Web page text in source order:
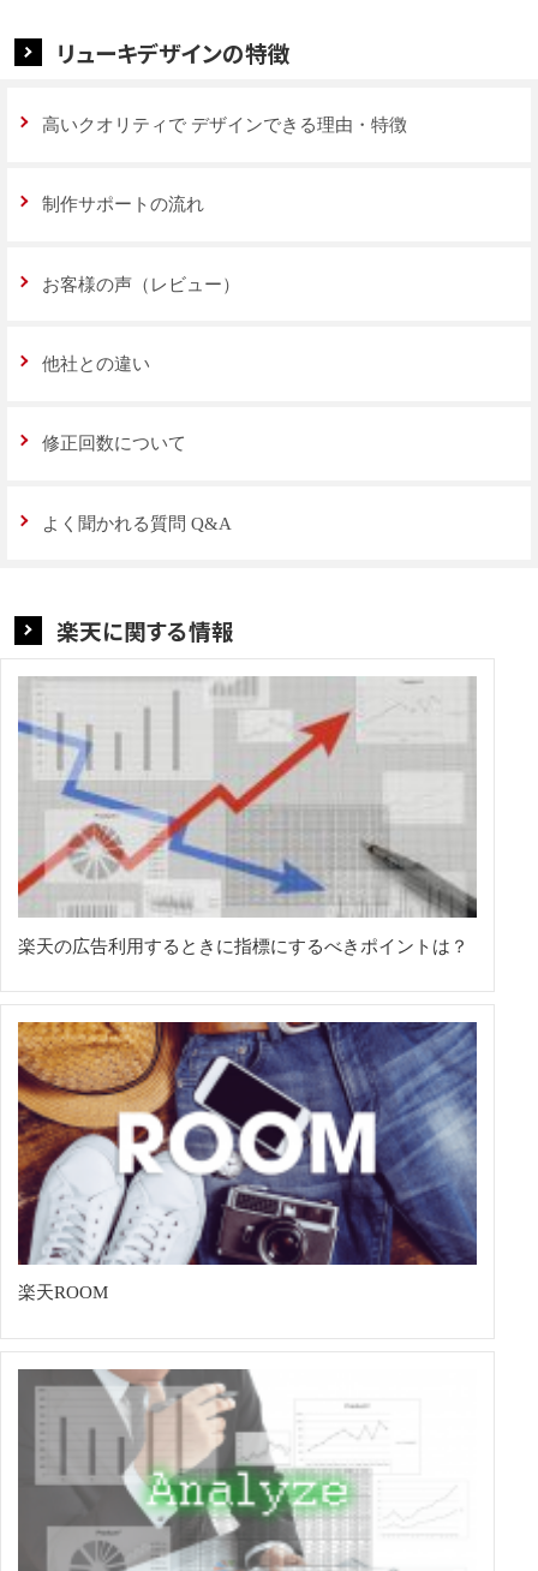
リューキデザインの特徴
高いクオリティで デザインできる理由・特徴
制作サポートの流れ
お客様の声（レビュー）
他社との違い
修正回数について
よく聞かれる質問 Q&A
楽天に関する情報
楽天の広告利用するときに指標にするべきポイントは？
楽天ROOM